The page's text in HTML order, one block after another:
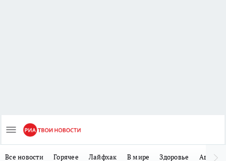
Все новости Горячее Лайфхак В мире Здоровье Авто